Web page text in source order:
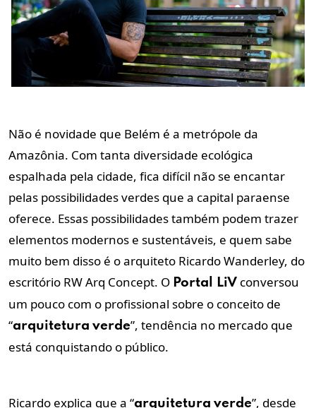
Não é novidade que Belém é a metrópole da
Amazônia. Com tanta diversidade ecológica
espalhada pela cidade, fica difícil não se encantar
pelas possibilidades verdes que a capital paraense
oferece. Essas possibilidades também podem trazer
elementos modernos e sustentáveis, e quem sabe
muito bem disso é o arquiteto Ricardo Wanderley, do
escritório RW Arq Concept. O Portal LiV conversou
um pouco com o profissional sobre o conceito de
“arquitetura verde”, tendência no mercado que
está conquistando o público.
Ricardo explica que a “arquitetura verde”, desde